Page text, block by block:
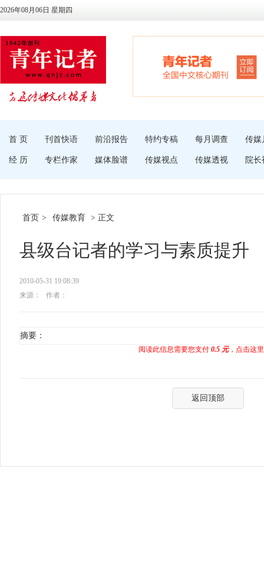
2026年08月06日 星期四
首 页 刊首快语 前沿报告 特约专稿 每月调查 传媒
经 历 专栏作家 媒体脸谱 传媒视点 传媒透视 院长
首页 > 传媒教育 > 正文
县级台记者的学习与素质提升
2010-05-31 19:08:39
来源：
作者：
摘要：
阅读此信息需要您支付 0.5 元，点击这
返回顶部